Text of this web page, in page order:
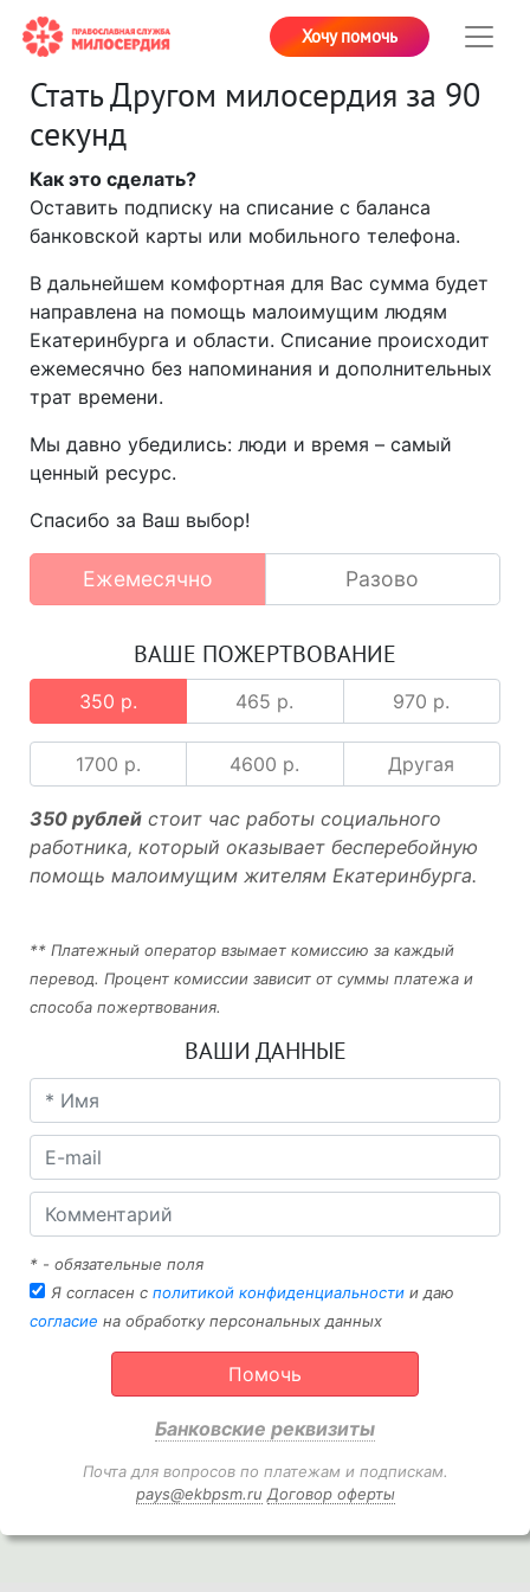
Хочу помочь
Стать Другом милосердия за 90
секунд
Как это сделать?
Оставить подписку на списание с баланса
банковской карты или мобильного телефона.
В дальнейшем комфортная для Вас сумма будет
направлена на помощь малоимущим людям
Екатеринбурга и области. Списание происходит
ежемесячно без напоминания и дополнительных
трат времени.
Мы давно убедились: люди и время – самый
ценный ресурс.
Спасибо за Ваш выбор!
Ежемесячно Разово
ВАШЕ ПОЖЕРТВОВАНИЕ
350 р. 465 р. 970 р.
1700 р. 4600 р. Другая
350 рублей стоит час работы социального
работника, который оказывает бесперебойную
помощь малоимущим жителям Екатеринбурга.
** Платежный оператор взымает комиссию за каждый
перевод. Процент комиссии зависит от суммы платежа и
способа пожертвования.
ВАШИ ДАННЫЕ
* - обязательные поля
Я согласен с политикой конфиденциальности и даю
согласие на обработку персональных данных
Помочь
Банковские реквизиты
Почта для вопросов по платежам и подпискам.
pays@ekbpsm.ru Договор оферты